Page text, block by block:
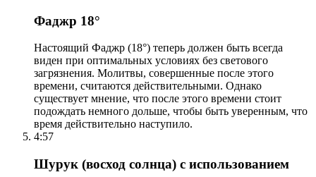
Фаджр 18°
Настоящий Фаджр (18°) теперь должен быть всегда
виден при оптимальных условиях без светового
загрязнения. Молитвы, совершенные после этого
времени, считаются действительными. Однако
существует мнение, что после этого времени стоит
подождать немного дольше, чтобы быть уверенным, что
время действительно наступило.
4:57
Шурук (восход солнца) с использованием